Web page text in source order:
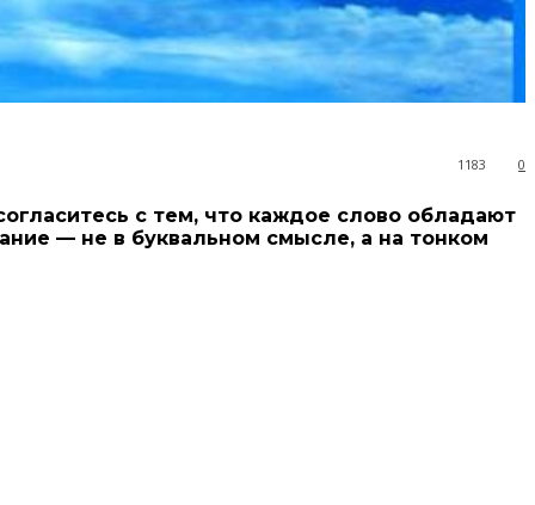
0
1183
с тем, что каждое слово обладают
— не в буквальном смысле, а на тонком